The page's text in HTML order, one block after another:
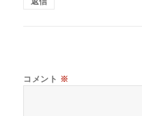
コメント ※